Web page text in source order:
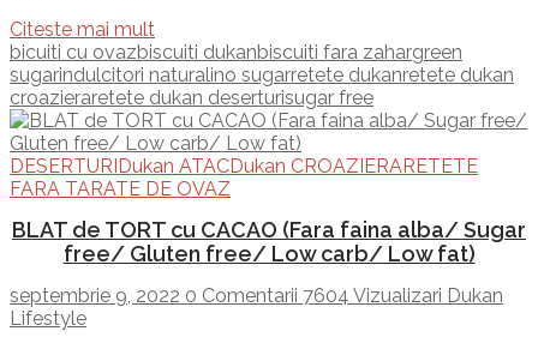
Citeste mai mult
bicuiti cu ovazbiscuiti dukanbiscuiti fara zahargreen
sugarindulcitori naturalino sugarretete dukanretete dukan
croazieraretete dukan deserturisugar free
DESERTURIDukan ATACDukan CROAZIERARETETE
FARA TARATE DE OVAZ
BLAT de TORT cu CACAO (Fara faina alba/ Sugar
free/ Gluten free/ Low carb/ Low fat)
septembrie 9, 2022 0 Comentarii 7604 Vizualizari Dukan
Lifestyle